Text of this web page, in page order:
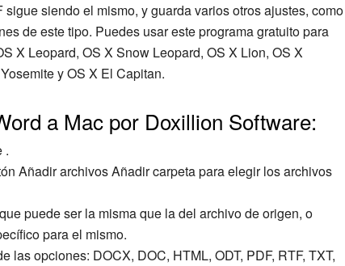
siendo el mismo, y guarda varios otros ajustes, como
de este tipo. Puedes usar este programa gratuito para
X Leopard, OS X Snow Leopard, OS X Lion, OS X
y OS X El Capitan.
a Mac por Doxillion Software:
.
Añadir archivos Añadir carpeta para elegir los archivos
puede ser la misma que la del archivo de origen, o
para el mismo.
las opciones: DOCX, DOC, HTML, ODT, PDF, RTF, TXT,